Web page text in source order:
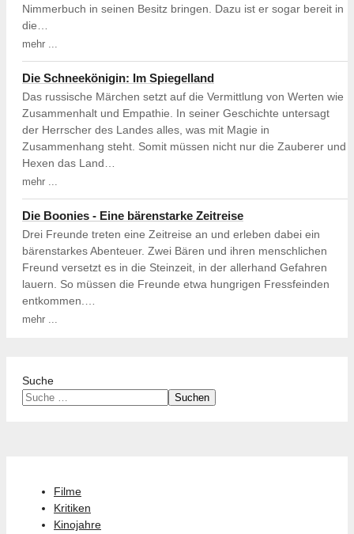
Nimmerbuch in seinen Besitz bringen. Dazu ist er sogar bereit in
die…
mehr ...
Die Schneekönigin: Im Spiegelland
Das russische Märchen setzt auf die Vermittlung von Werten wie
Zusammenhalt und Empathie. In seiner Geschichte untersagt
der Herrscher des Landes alles, was mit Magie in
Zusammenhang steht. Somit müssen nicht nur die Zauberer und
Hexen das Land…
mehr ...
Die Boonies - Eine bärenstarke Zeitreise
Drei Freunde treten eine Zeitreise an und erleben dabei ein
bärenstarkes Abenteuer. Zwei Bären und ihren menschlichen
Freund versetzt es in die Steinzeit, in der allerhand Gefahren
lauern. So müssen die Freunde etwa hungrigen Fressfeinden
entkommen.…
mehr ...
Suche
Suchen
Filme
Kritiken
Kinojahre